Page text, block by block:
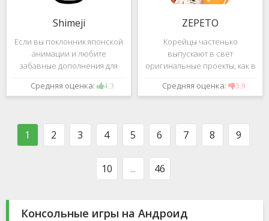
Shimeji
Если вы поклонник японской
анимации и любите
забавные дополнения для
своего смартфона, обратите
внимание на Shimeji -
устройства милыми
персонажами в
Средняя оценка: 4.3
ZEPETO
Корейцы частенько
выпускают в свет
оригинальные проекты, как в
сфере игр, так и приложений.
Так, ZEPETO стремительно
Южной Кореи, не смотря на
Средняя оценка: 3.9
1 2 3 4 5 6 7 8 9
10 ... 46
Консольные игры на Андроид